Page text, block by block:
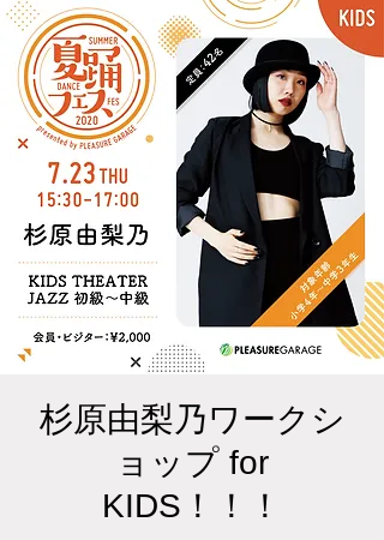
杉原由梨乃ワークシ
ョップ for
KIDS！！！